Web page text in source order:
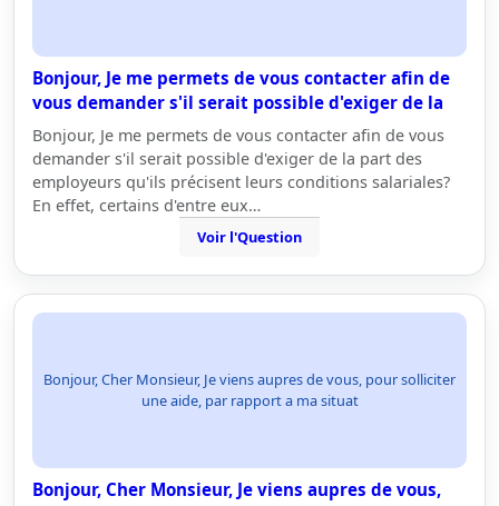
Bonjour, Je me permets de vous contacter afin de
vous demander s'il serait possible d'exiger de la
Bonjour, Je me permets de vous contacter afin de vous
demander s'il serait possible d'exiger de la part des
employeurs qu'ils précisent leurs conditions salariales?
En effet, certains d'entre eux…
Voir l'Question
Bonjour, Cher Monsieur, Je viens aupres de vous, pour solliciter
une aide, par rapport a ma situat
Bonjour, Cher Monsieur, Je viens aupres de vous,